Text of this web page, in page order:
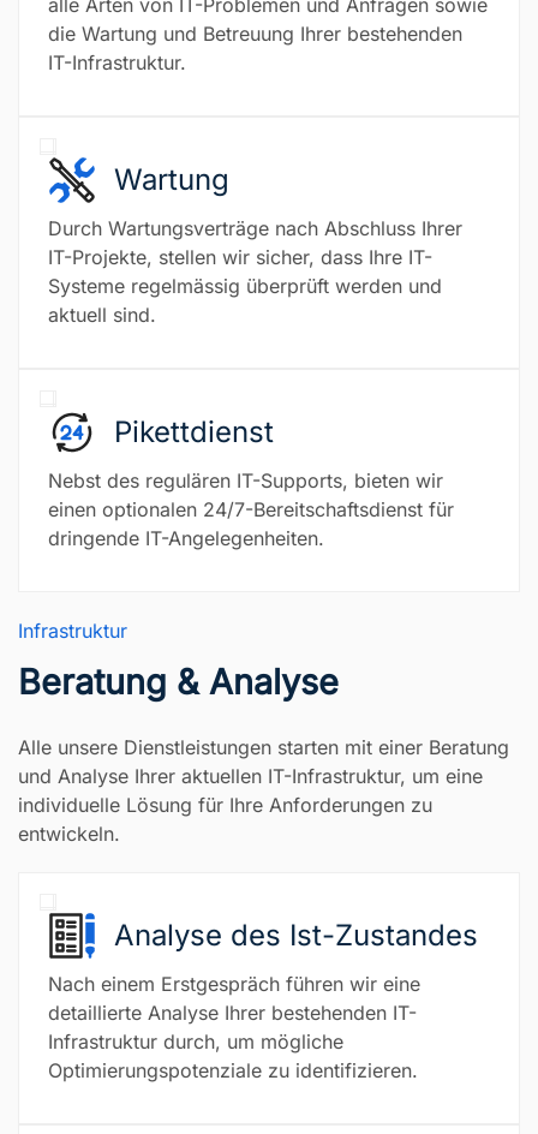
die Wartung und Betreuung Ihrer bestehenden
IT-Infrastruktur.
Wartung
Durch Wartungsverträge nach Abschluss Ihrer
IT-Projekte, stellen wir sicher, dass Ihre IT-
Systeme regelmässig überprüft werden und
aktuell sind.
Pikettdienst
Nebst des regulären IT-Supports, bieten wir
einen optionalen 24/7-Bereitschaftsdienst für
dringende IT-Angelegenheiten.
Infrastruktur
Beratung & Analyse
Alle unsere Dienstleistungen starten mit einer Beratung
und Analyse Ihrer aktuellen IT-Infrastruktur, um eine
individuelle Lösung für Ihre Anforderungen zu
entwickeln.
Analyse des Ist-Zustandes
Nach einem Erstgespräch führen wir eine
detaillierte Analyse Ihrer bestehenden IT-
Infrastruktur durch, um mögliche
Optimierungspotenziale zu identifizieren.